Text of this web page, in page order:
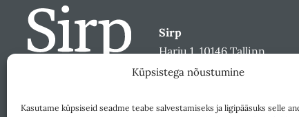
Küpsistega nõustumine
Kasutame küpsiseid seadme teabe salvestamiseks ja ligipääsuks selle
Sirp
Harju 1, 10146 Tallinn
sirp@sirp.ee
Toeta